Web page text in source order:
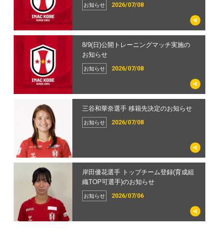
2026/07/08
お知らせ
2026/07/08
お知らせ
8/9(日)公開トレーニングマッチ実施の
お知らせ
2026/07/08
お知らせ
三谷和華奈選手 移籍先決定のお知らせ
2026/07/06
お知らせ
岸田優花選手 トップチーム登録(育成組
織TOP可選手)のお知らせ